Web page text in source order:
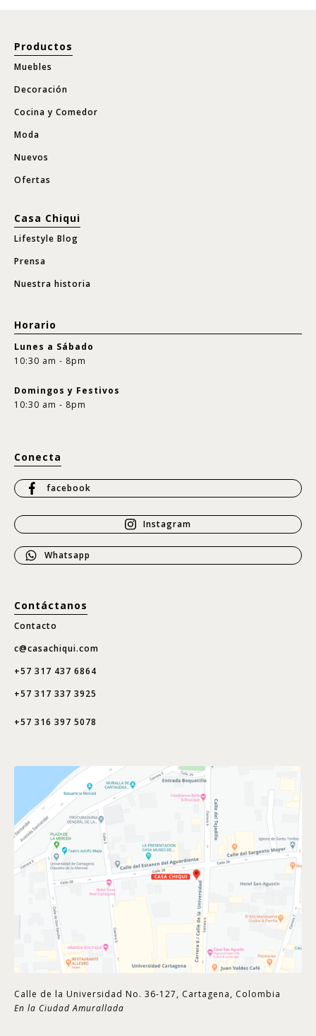
Productos
Muebles
Decoración
Cocina y Comedor
Moda
Nuevos
Ofertas
Casa Chiqui
Lifestyle Blog
Prensa
Nuestra historia
Horario
Lunes a Sábado
10:30 am - 8pm
Domingos y Festivos
10:30 am - 8pm
Conecta
facebook
Instagram
Whatsapp
Contáctanos
Contacto
c@casachiqui.com
+57 317 437 6864
+57 317 337 3925
+57 316 397 5078
Calle de la Universidad No. 36-127, Cartagena, Colombia
En la Ciudad Amurallada